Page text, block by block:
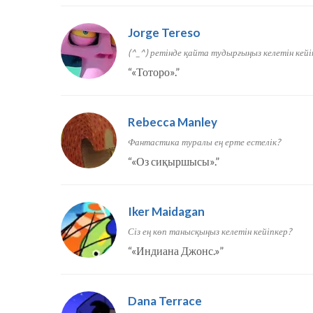
Jorge Tereso
(^_^) ретінде қайта тудырғыңыз келетін
“«Тоторо».”
Rebecca Manley
Фантастика туралы ең ерте естелік?
“«Оз сиқыршысы».”
Iker Maidagan
Сіз ең көп танысқыңыз келетін кейіпкер?
“«Индиана Джонс.»”
Dana Terrace